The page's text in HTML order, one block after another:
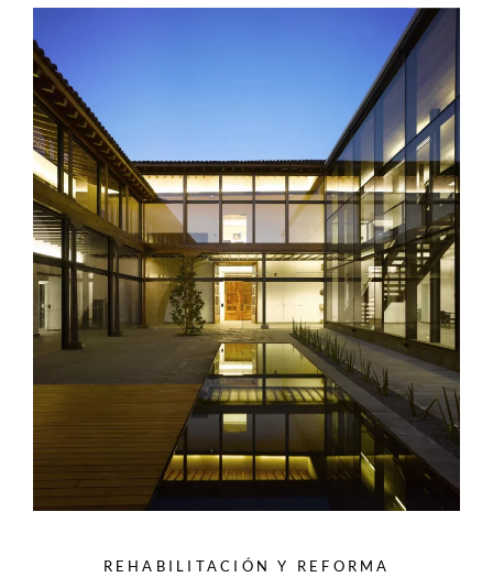
REHABILITACIÓN Y REFORMA